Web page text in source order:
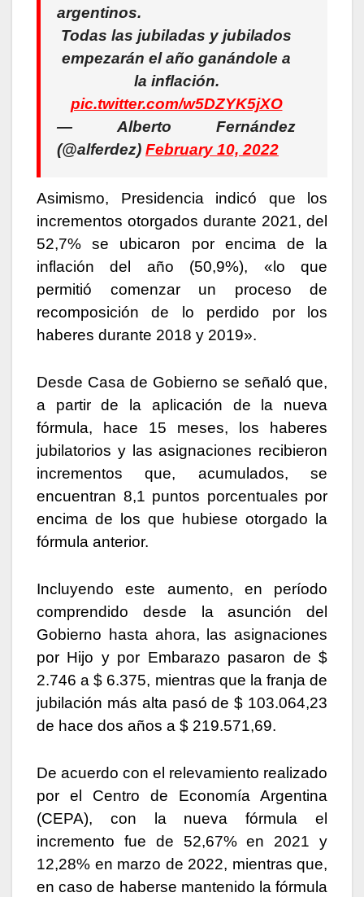
argentinos.
Todas las jubiladas y jubilados
empezarán el año ganándole a
la inflación.
pic.twitter.com/w5DZYK5jXO
— Alberto Fernández
(@alferdez) February 10, 2022
Asimismo, Presidencia indicó que los
incrementos otorgados durante 2021, del
52,7% se ubicaron por encima de la
inflación del año (50,9%), «lo que
permitió comenzar un proceso de
recomposición de lo perdido por los
haberes durante 2018 y 2019».
Desde Casa de Gobierno se señaló que,
a partir de la aplicación de la nueva
fórmula, hace 15 meses, los haberes
jubilatorios y las asignaciones recibieron
incrementos que, acumulados, se
encuentran 8,1 puntos porcentuales por
encima de los que hubiese otorgado la
fórmula anterior.
Incluyendo este aumento, en período
comprendido desde la asunción del
Gobierno hasta ahora, las asignaciones
por Hijo y por Embarazo pasaron de $
2.746 a $ 6.375, mientras que la franja de
jubilación más alta pasó de $ 103.064,23
de hace dos años a $ 219.571,69.
De acuerdo con el relevamiento realizado
por el Centro de Economía Argentina
(CEPA), con la nueva fórmula el
incremento fue de 52,67% en 2021 y
12,28% en marzo de 2022, mientras que,
en caso de haberse mantenido la fórmula